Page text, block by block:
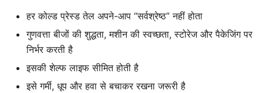
हर कोल्ड प्रेस्ड तेल अपने-आप “सर्वश्रेष्ठ” नहीं होता
गुणवत्ता बीजों की शुद्धता, मशीन की स्वच्छता, स्टोरेज और पैकेजिंग पर
निर्भर करती है
इसकी शेल्फ लाइफ सीमित होती है
इसे गर्मी, धूप और हवा से बचाकर रखना जरूरी है